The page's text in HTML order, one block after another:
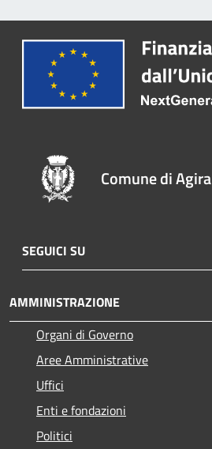
Comune di Agira
SEGUICI SU
AMMINISTRAZIONE
Organi di Governo
Aree Amministrative
Uffici
Enti e fondazioni
Politici